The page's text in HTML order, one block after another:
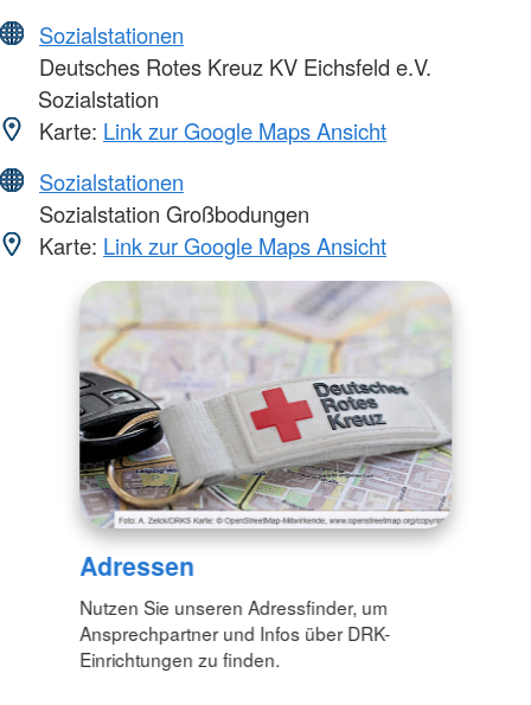
Sozialstationen
Deutsches Rotes Kreuz KV Eichsfeld e.V.
Sozialstation
Karte: Link zur Google Maps Ansicht
Sozialstationen
Sozialstation Großbodungen
Karte: Link zur Google Maps Ansicht
Adressen
Nutzen Sie unseren Adressfinder, um
Ansprechpartner und Infos über DRK-
Einrichtungen zu finden.